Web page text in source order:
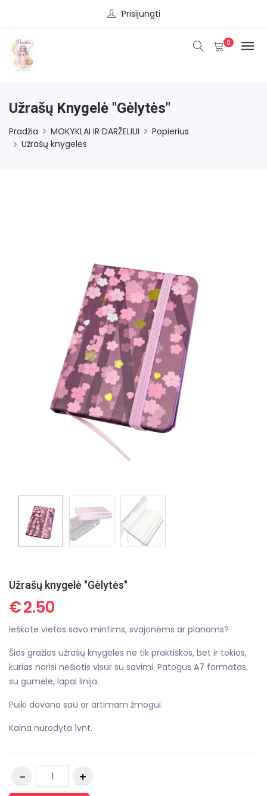
Prisijungti
0
Užrašų Knygelė "Gėlytės"
Pradžia MOKYKLAI IR DARŽELIUI
Popierius
Užrašų knygelės
Užrašų knygelė "Gėlytės"
€2.50
Ieškote vietos savo mintims, svajonėms ar planams?
Šios gražios užrašų knygelės ne tik praktiškos, bet ir tokios,
kurias norisi nešiotis visur su savimi. Patogus A7 formatas,
su gumele, lapai linija.
Puiki dovana sau ar artimam žmogui.
Kaina nurodyta 1vnt.